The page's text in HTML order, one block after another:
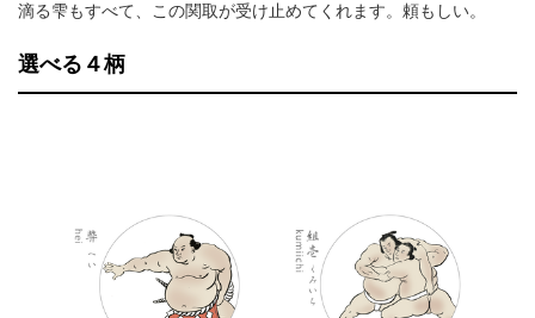
滴る雫もすべて、この関取が受け止めてくれます。頼もしい。
選べる４柄